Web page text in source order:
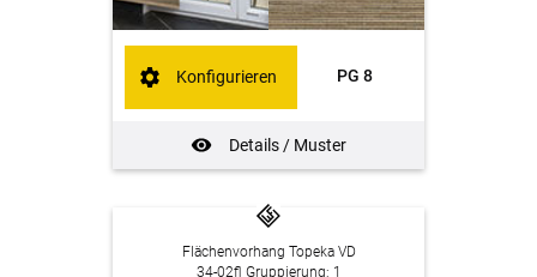
PG 8
Details / Muster
Konfigurieren
Flächenvorhang Topeka VD
34-02fl Gruppierung: 1